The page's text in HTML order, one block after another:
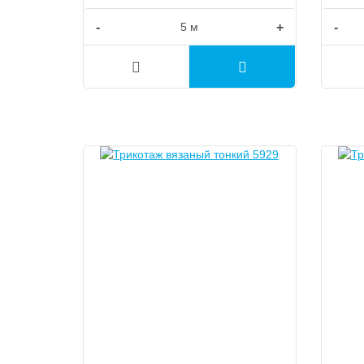
- + -